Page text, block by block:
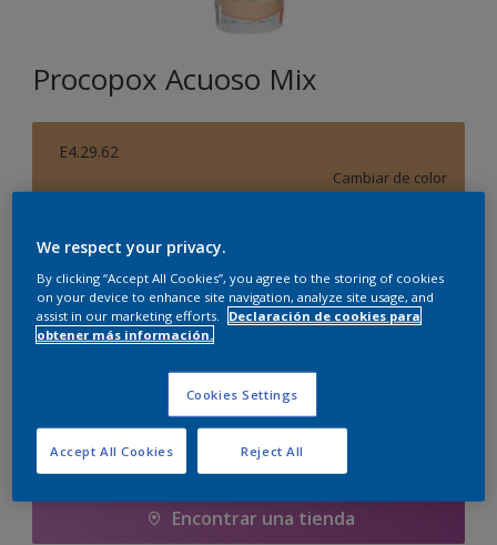
Procopox Acuoso Mix
E4.29.62
Cambiar de color
Tamaño
5 litros
Cantidad Calculadora de pintura
Calcular
Agregar a la lista de deseos
Encontrar una tienda
We respect your privacy.
By clicking “Accept All Cookies”, you agree to the storing of cookies
on your device to enhance site navigation, analyze site usage, and
assist in our marketing efforts.
Declaración de cookies para
obtener más información.
Cookies Settings
Reject All
Accept All Cookies